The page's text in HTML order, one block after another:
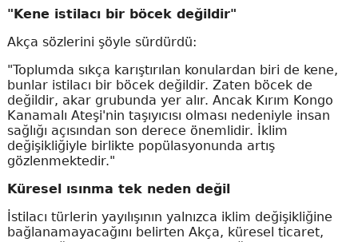
"Kene istilacı bir böcek değildir"
Akça sözlerini şöyle sürdürdü:
"Toplumda sıkça karıştırılan konulardan biri de kene,
bunlar istilacı bir böcek değildir. Zaten böcek de
değildir, akar grubunda yer alır. Ancak Kırım Kongo
Kanamalı Ateşi'nin taşıyıcısı olması nedeniyle insan
sağlığı açısından son derece önemlidir. İklim
değişikliğiyle birlikte popülasyonunda artış
gözlenmektedir."
Küresel ısınma tek neden değil
İstilacı türlerin yayılışının yalnızca iklim değişikliğine
bağlanamayacağını belirten Akça, küresel ticaret,